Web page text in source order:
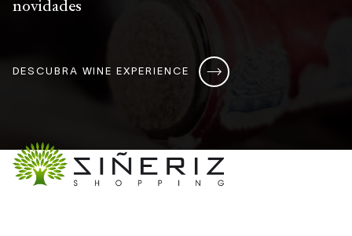
novidades
DESCUBRA WINE EXPERIENCE